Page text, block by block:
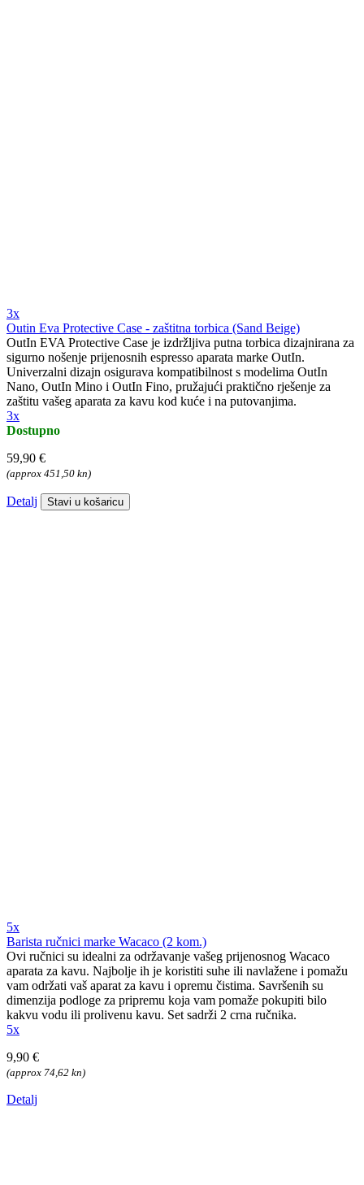
3x
Outin Eva Protective Case - zaštitna torbica (Sand Beige)
OutIn EVA Protective Case je izdržljiva putna torbica dizajnirana za
sigurno nošenje prijenosnih espresso aparata marke OutIn.
Univerzalni dizajn osigurava kompatibilnost s modelima OutIn
Nano, OutIn Mino i OutIn Fino, pružajući praktično rješenje za
zaštitu vašeg aparata za kavu kod kuće i na putovanjima.
3x
Dostupno
59,90 €
(approx 451,50 kn)
Detalj Stavi u košaricu
5x
Barista ručnici marke Wacaco (2 kom.)
Ovi ručnici su idealni za održavanje vašeg prijenosnog Wacaco
aparata za kavu. Najbolje ih je koristiti suhe ili navlažene i pomažu
vam održati vaš aparat za kavu i opremu čistima. Savršenih su
dimenzija podloge za pripremu koja vam pomaže pokupiti bilo
kakvu vodu ili prolivenu kavu. Set sadrži 2 crna ručnika.
5x
9,90 €
(approx 74,62 kn)
Detalj